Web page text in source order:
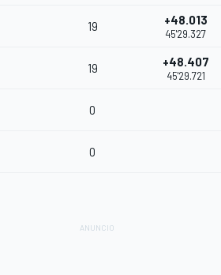
19 +48.013
45'29.327
19 +48.407
45'29.721
0
0